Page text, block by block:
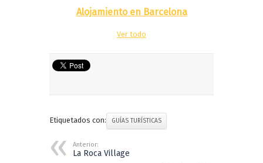
Alojamiento en Barcelona
Ver todo
Etiquetados con: GUÍAS TURÍSTICAS
Anterior:
La Roca Village